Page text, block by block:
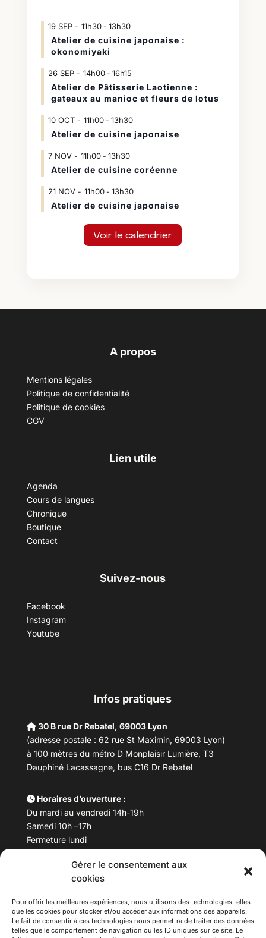
Gérer le consentement aux
cookies
Pour offrir les meilleures expériences, nous utilisons des technologies telles
que les cookies pour stocker et/ou accéder aux informations des appareils.
Le fait de consentir à ces technologies nous permettra de traiter des données
telles que le comportement de navigation ou les ID uniques sur ce site. Le
19 SEP 11h30- 13h30
Atelier de cuisine japonaise :
okonomiyaki
26 SEP 14h00- 16h15
Atelier de Pâtisserie Laotienne :
gateaux au manioc et fleurs de lotus
10 OCT 11h00- 13h30
Atelier de cuisine japonaise
7 NOV 11h00- 13h30
Atelier de cuisine coréenne
21 NOV 11h00- 13h30
Atelier de cuisine japonaise
Voir le calendrier
A propos
Mentions légales
Politique de confidentialité
Politique de cookies
CGV
Lien utile
Agenda
Cours de langues
Chronique
Boutique
Contact
Suivez-nous
Facebook
Instagram
Youtube
Infos pratiques
30 B rue Dr Rebatel, 69003 Lyon
(adresse postale : 62 rue St Maximin, 69003 Lyon)
à 100 mètres du métro D Monplaisir Lumière, T3
Dauphiné Lacassagne, bus C16 Dr Rebatel
Horaires d’ouverture :
Du mardi au vendredi 14h-19h
Samedi 10h –17h
Fermeture lundi
Téléphone : 04 78 53 06 40
maisondesculturesasiatiques@asiexpo.com